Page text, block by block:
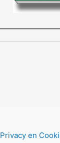
Privacy en